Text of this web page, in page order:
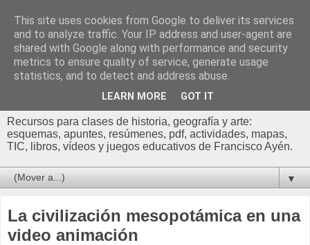
Profesor Francisco |
Recursos de Geografía,
Historia y Arte
Recursos para clases de historia, geografía y arte:
esquemas, apuntes, resúmenes, pdf, actividades, mapas,
TIC, libros, vídeos y juegos educativos de Francisco Ayén.
▼
La civilización mesopotámica en una
video animación
This site uses cookies from Google to deliver its services
and to analyze traffic. Your IP address and user-agent are
shared with Google along with performance and security
metrics to ensure quality of service, generate usage
statistics, and to detect and address abuse.
LEARN MORE GOT IT